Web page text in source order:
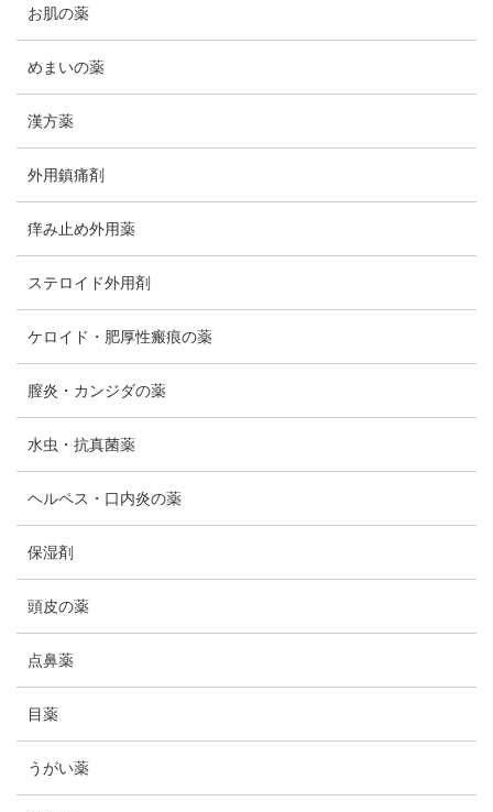
お肌の薬
めまいの薬
漢方薬
外用鎮痛剤
痒み止め外用薬
ステロイド外用剤
ケロイド・肥厚性瘢痕の薬
膣炎・カンジダの薬
水虫・抗真菌薬
ヘルペス・口内炎の薬
保湿剤
頭皮の薬
点鼻薬
目薬
うがい薬